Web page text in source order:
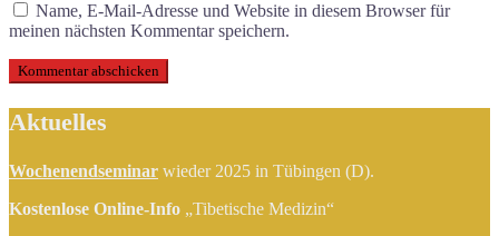
Name, E-Mail-Adresse und Website in diesem Browser für
meinen nächsten Kommentar speichern.
Aktuelles
Wochenendseminar wieder 2025 in Tübingen (D).
Kostenlose Online-Info „Tibetische Medizin“